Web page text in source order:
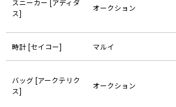
スニーカー [アディダ
ス]
オークション
時計 [セイコー] マルイ
バッグ [アークテリク
ス]
オークション